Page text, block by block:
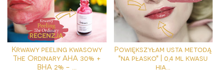
Krwawy peeling kwasowy
The Ordinary AHA 30% +
BHA 2% - ...
Powiększyłam usta metodą
"na płasko" | 0,4 ml kwasu
hia...